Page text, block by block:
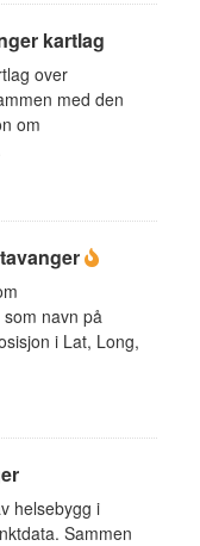
kartlag
over
med den
om
navn på
i Lat, Long,
helsebygg i
Sammen